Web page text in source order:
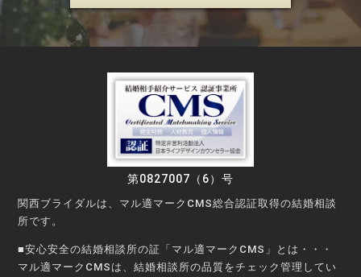
第0827007（6）号
関西ブライダルは、マル適マークCMS総合認証取得の結婚相談
所です。
■安心安全の結婚相談所の証「マル適マークCMS」とは・・・
マル適マークCMSは、結婚相談所の品質をチェック管理してい